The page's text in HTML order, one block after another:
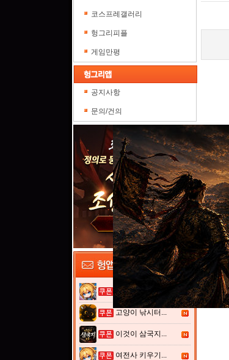
코스프레갤러리
헝그리피플
게임만평
공지사항
문의/건의
여전사 키우기...
고양이 낚시터...
이것이 삼국지...
여전사 키우기...